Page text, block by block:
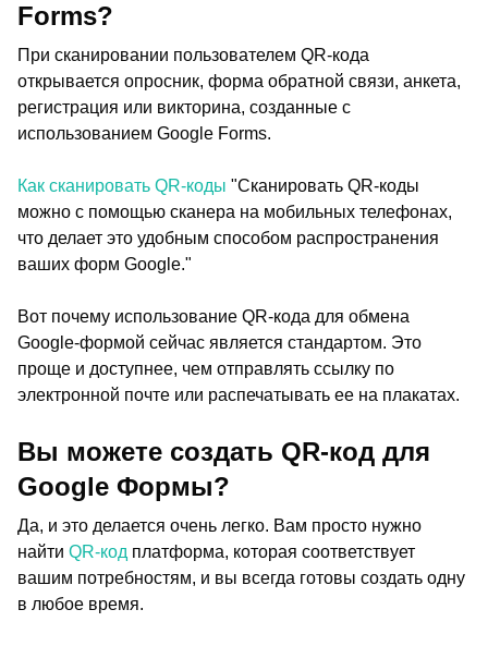
Forms?
При сканировании пользователем QR-кода
открывается опросник, форма обратной связи, анкета,
регистрация или викторина, созданные с
использованием Google Forms.
Как сканировать QR-коды "Сканировать QR-коды
можно с помощью сканера на мобильных телефонах,
что делает это удобным способом распространения
ваших форм Google."
Вот почему использование QR-кода для обмена
Google-формой сейчас является стандартом. Это
проще и доступнее, чем отправлять ссылку по
электронной почте или распечатывать ее на плакатах.
Вы можете создать QR-код для
Google Формы?
Да, и это делается очень легко. Вам просто нужно
найти QR-код платформа, которая соответствует
вашим потребностям, и вы всегда готовы создать одну
в любое время.